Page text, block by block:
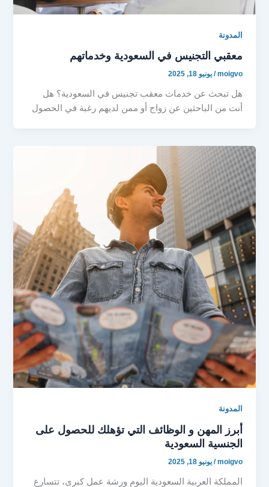
المدونة
معقبي التجنيس في السعودية وخدماتهم
moigvo
/يونيو 18, 2025
هل تبحث عن خدمات معقب تجنيس في السعودية؟ هل
أنت من الباحثين عن زواج أو ممن لديهم رغبة في الحصول
المدونة
أبرز المهن و الوظائف التي تؤهلك للحصول على
الجنسية السعودية
moigvo
/يونيو 18, 2025
المملكة العربية السعودية اليوم ورشة عمل كبرى، تتسارع